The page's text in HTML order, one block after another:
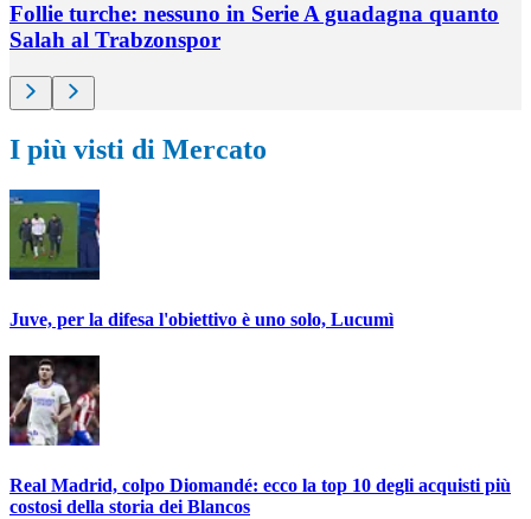
Follie turche: nessuno in Serie A guadagna quanto
Salah al Trabzonspor
I più visti di Mercato
Juve, per la difesa l'obiettivo è uno solo, Lucumì
Real Madrid, colpo Diomandé: ecco la top 10 degli acquisti più
costosi della storia dei Blancos